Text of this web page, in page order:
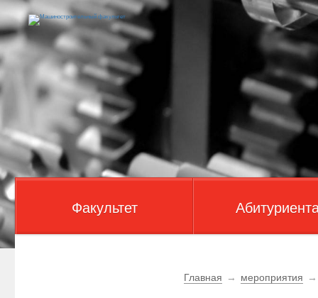
Факультет
Главная → мероприятия →